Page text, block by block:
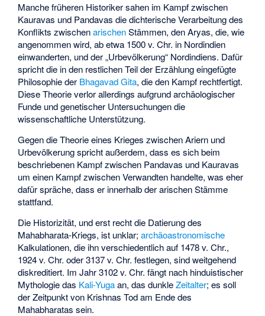
Manche früheren Historiker sahen im Kampf zwischen
Kauravas und Pandavas die dichterische Verarbeitung des
Konflikts zwischenarischenStämmen, den Aryas, die, wie
angenommen wird, ab etwa 1500 v. Chr. in Nordindien
einwanderten, und der „Urbevölkerung“ Nordindiens. Dafür
spricht die in den restlichen Teil der Erzählung eingefügte
Philosophie der Bhagavad Gita, die den Kampf rechtfertigt.
Diese Theorie verlor allerdings aufgrund archäologischer
Funde und genetischer Untersuchungen die
wissenschaftliche Unterstützung.
Gegen die Theorie eines Krieges zwischen Ariern und
Urbevölkerung spricht außerdem, dass es sich beim
beschriebenen Kampf zwischen Pandavas und Kauravas
um einen Kampf zwischen Verwandten handelte, was eher
dafür spräche, dass er innerhalb der arischen Stämme
stattfand.
Die Historizität, und erst recht die Datierung des
Mahabharata-Kriegs, ist unklar;archäoastronomische
Kalkulationen, die ihn verschiedentlich auf 1478 v. Chr.,
1924 v. Chr. oder 3137 v. Chr. festlegen, sind weitgehend
diskreditiert. Im Jahr 3102 v. Chr. fängt nach hinduistischer
Mythologie das Kali-Yugaan, das dunkleZeitalter; es soll
der Zeitpunkt von Krishnas Tod am Ende des
Mahabharatas sein.